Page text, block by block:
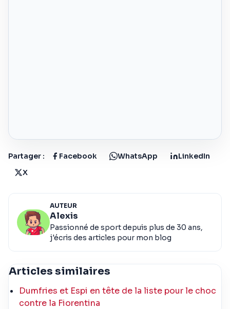
Partager : Facebook WhatsApp
LinkedIn
X
AUTEUR
Alexis
Passionné de sport depuis plus de 30 ans,
j'écris des articles pour mon blog
Articles similaires
Dumfries et Espi en tête de la liste pour le choc
contre la Fiorentina